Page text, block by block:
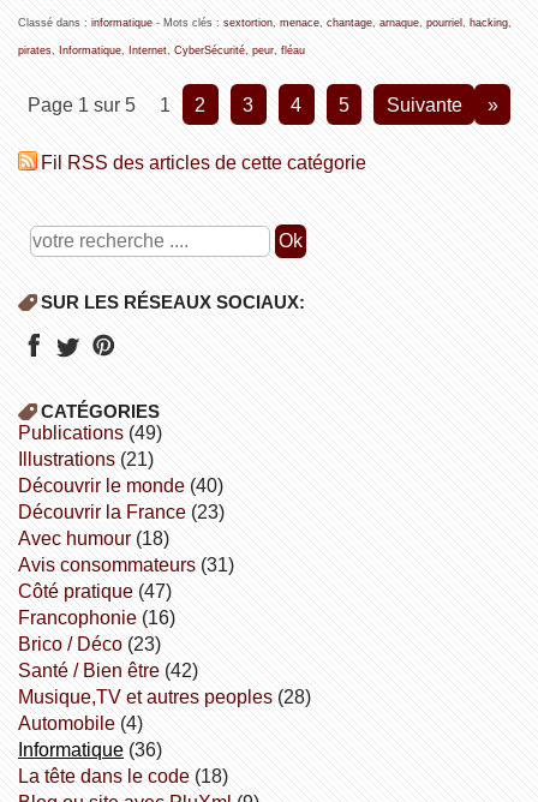
Classé dans : informatique- Mots clés : sextortion, menace, chantage, arnaque, pourriel , hacking,
pirates, Informatique, Internet, CyberSécurité, peur, fléau
Page 1 sur 5 1 2 3 4 5 suivante »
Fil RSS des articles de cette catégorie
SUR LES RÉSEAUX SOCIAUX:
CATÉGORIES
publications(49)
illustrations(21)
découvrir le monde(40)
découvrir la France(23)
avec humour(18)
avis consommateurs(31)
côté pratique(47)
Francophonie(16)
Brico / Déco(23)
Santé / Bien être(42)
Musique,TV et autres peoples(28)
Automobile(4)
informatique(36)
la tête dans le code(18)